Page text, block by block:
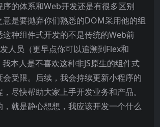
的体系和Web开发还是有很多区别
意是要抛弃你们熟悉的DOM采用他的组
这种组件式开发的不是传统的Web前
人员（更早点你可以追溯到Flex和
本人是不喜欢这种非JS原生的组件式
受限。后续，我会持续更新小程序的
尽快帮助大家上手开发业务和产品。
就是静心想想，我应该开发一个什么